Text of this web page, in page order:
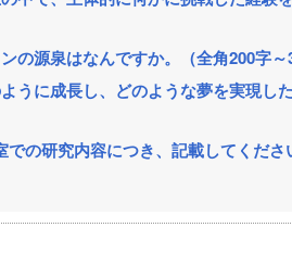
源泉はなんですか。（全角200字～
に成長し、どのような夢を実現し
の研究内容につき、記載してくださ